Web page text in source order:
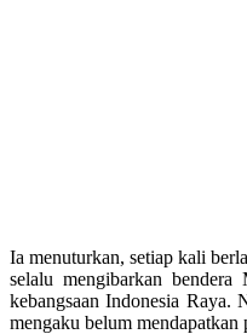
Ia menuturkan, setiap kali
selalu mengibarkan
kebangsaan Indonesia Raya.
mengaku belum mendapatkan